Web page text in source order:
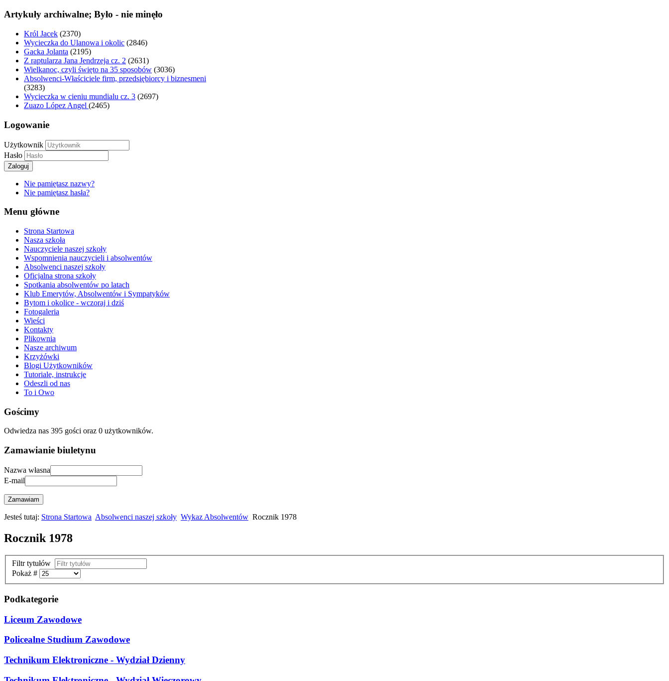
Artykuły archiwalne; Było - nie minęło
Król Jacek (2370)
Wycieczka do Ulanowa i okolic (2846)
Gacka Jolanta (2195)
Z raptularza Jana Jendrzeja cz. 2 (2631)
Wielkanoc, czyli święto na 35 sposobów (3036)
Absolwenci-Właściciele firm, przedsiębiorcy i biznesmeni
(3283)
Wycieczka w cieniu mundialu cz. 3 (2697)
Zuazo López Angel (2465)
Logowanie
Użytkownik
Hasło
Zaloguj
Nie pamiętasz nazwy?
Nie pamiętasz hasła?
Menu główne
Strona Startowa
Nasza szkoła
Nauczyciele naszej szkoły
Wspomnienia nauczycieli i absolwentów
Absolwenci naszej szkoły
Oficjalna strona szkoły
Spotkania absolwentów po latach
Klub Emerytów, Absolwentów i Sympatyków
Bytom i okolice - wczoraj i dziś
Fotogaleria
Wieści
Kontakty
Plikownia
Nasze archiwum
Krzyżówki
Blogi Użytkowników
Tutoriale, instrukcje
Odeszli od nas
To i Owo
Gościmy
Odwiedza nas 395 gości oraz 0 użytkowników.
Zamawianie biuletynu
Nazwa własna
E-mail
Zamawiam
Jesteś tutaj: Strona Startowa Absolwenci naszej szkoły Wykaz Absolwentów Rocznik 1978
Rocznik 1978
Filtr tytułów
Pokaż #
Podkategorie
Liceum Zawodowe
Policealne Studium Zawodowe
Technikum Elektroniczne - Wydział Dzienny